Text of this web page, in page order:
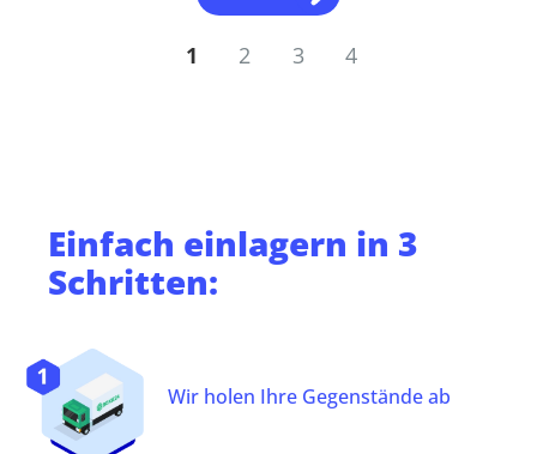
1 2 3 4
Einfach einlagern in 3
Schritten:
Wir holen Ihre Gegenstände ab